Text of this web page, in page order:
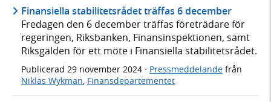
Finansiella stabilitetsrådet träffas 6 december
Fredagen den 6 december träffas företrädare för
regeringen, Riksbanken, Finansinspektionen, samt
Riksgälden för ett möte i Finansiella stabilitetsrådet.
Publicerad 29 november 2024 · Pressmeddelande från
Niklas Wykman Finansdepartementet